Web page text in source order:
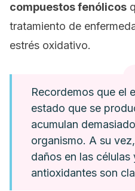
compuestos fenólicos
tratamiento de
estrés oxidativo.
Recordemos que el
estado que se
acumulan
organismo. A su
daños en las
antioxidantes son